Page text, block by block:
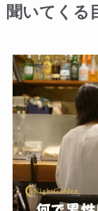
聞いてくる